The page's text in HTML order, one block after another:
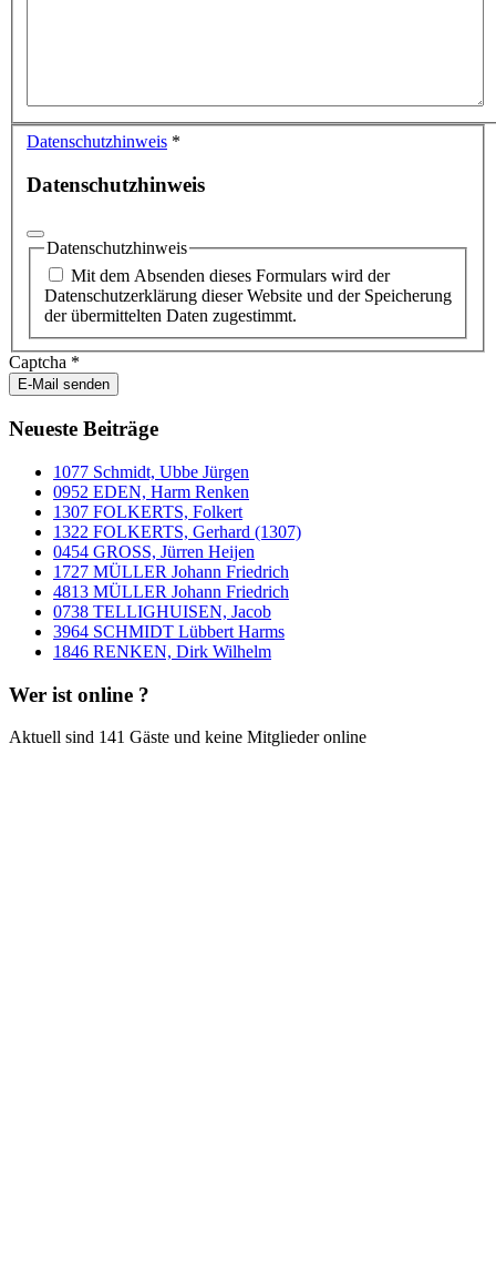
Datenschutzhinweis *
Datenschutzhinweis
Datenschutzhinweis
Mit dem Absenden dieses Formulars wird der
Datenschutzerklärung dieser Website und der Speicherung
der übermittelten Daten zugestimmt.
Captcha *
E-Mail senden
Neueste Beiträge
1077 Schmidt, Ubbe Jürgen
0952 EDEN, Harm Renken
1307 FOLKERTS, Folkert
1322 FOLKERTS, Gerhard (1307)
0454 GROSS, Jürren Heijen
1727 MÜLLER Johann Friedrich
4813 MÜLLER Johann Friedrich
0738 TELLIGHUISEN, Jacob
3964 SCHMIDT Lübbert Harms
1846 RENKEN, Dirk Wilhelm
Wer ist online ?
Aktuell sind 141 Gäste und keine Mitglieder online